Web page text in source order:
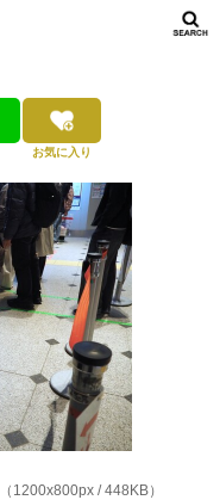
お気に入り
（1200x800px / 448KB）